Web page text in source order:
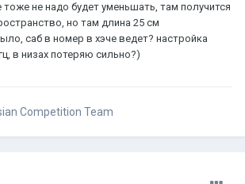
тоже не надо будет уменьшать, там получится
но там длина 25 см
саб в номер в хэче ведет? настройка
в низах потеряю сильно?)
Competition Team